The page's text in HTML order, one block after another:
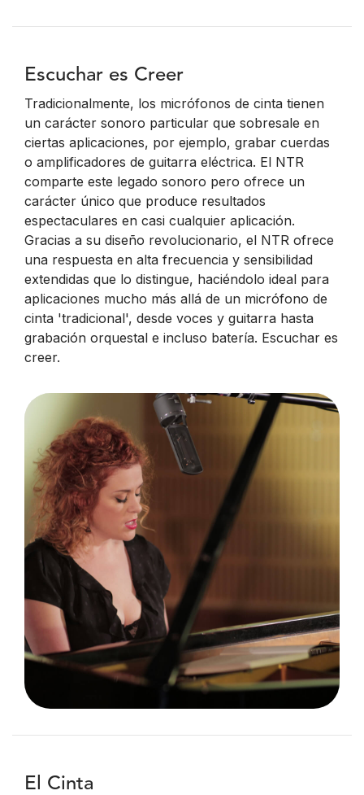
Escuchar es Creer
Tradicionalmente, los micrófonos de cinta tienen
un carácter sonoro particular que sobresale en
ciertas aplicaciones, por ejemplo, grabar cuerdas
o amplificadores de guitarra eléctrica. El NTR
comparte este legado sonoro pero ofrece un
carácter único que produce resultados
espectaculares en casi cualquier aplicación.
Gracias a su diseño revolucionario, el NTR ofrece
una respuesta en alta frecuencia y sensibilidad
extendidas que lo distingue, haciéndolo ideal para
aplicaciones mucho más allá de un micrófono de
cinta 'tradicional', desde voces y guitarra hasta
grabación orquestal e incluso batería. Escuchar es
creer.
El Cinta